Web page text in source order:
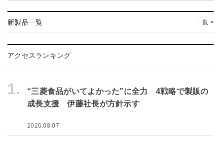
新製品一覧 一覧 >
アクセスランキング
1.
“三菱食品がいてよかった”に全力 4戦略で製販の
成長支援 伊藤社長が方針示す
2026.08.07